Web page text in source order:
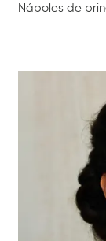
Nápoles de